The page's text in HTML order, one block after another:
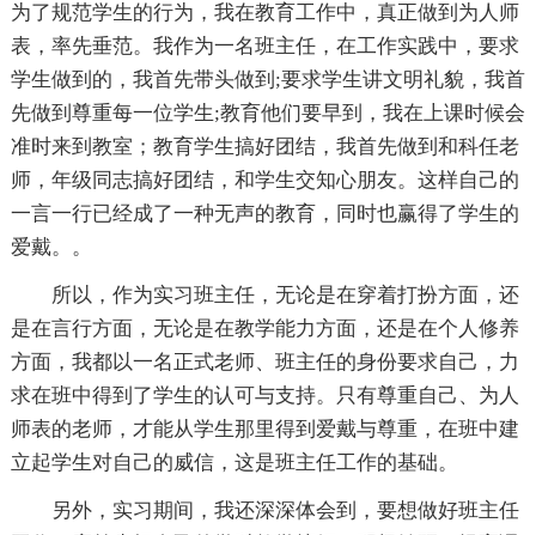
为了规范学生的行为，我在教育工作中，真正做到为人师
表，率先垂范。我作为一名班主任，在工作实践中，要求
学生做到的，我首先带头做到;要求学生讲文明礼貌，我首
先做到尊重每一位学生;教育他们要早到，我在上课时候会
准时来到教室；教育学生搞好团结，我首先做到和科任老
师，年级同志搞好团结，和学生交知心朋友。这样自己的
一言一行已经成了一种无声的教育，同时也赢得了学生的
爱戴。。
所以，作为实习班主任，无论是在穿着打扮方面，还
是在言行方面，无论是在教学能力方面，还是在个人修养
方面，我都以一名正式老师、班主任的身份要求自己，力
求在班中得到了学生的认可与支持。只有尊重自己、为人
师表的老师，才能从学生那里得到爱戴与尊重，在班中建
立起学生对自己的威信，这是班主任工作的基础。
另外，实习期间，我还深深体会到，要想做好班主任